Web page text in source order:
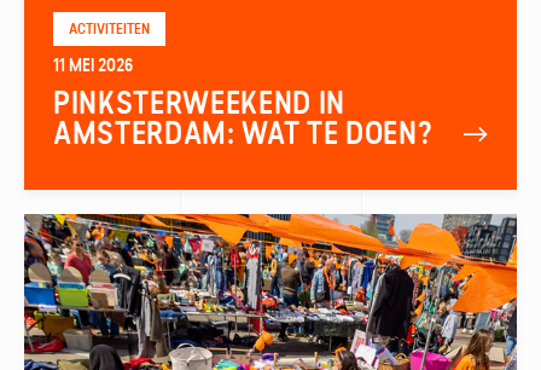
ACTIVITEITEN
11 MEI 2026
PINKSTERWEEKEND IN
AMSTERDAM: WAT TE DOEN?